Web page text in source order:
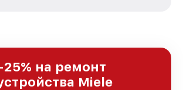
наших клиентов.
на ремонт
Miele